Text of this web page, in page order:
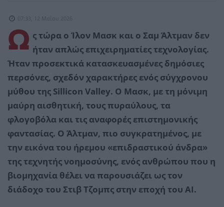
07:33, 12 Μαΐου 2026
Ω ς τώρα ο Ίλον Μασκ και ο Σαμ Άλτμαν δεν
ήταν απλώς επιχειρηματίες τεχνολογίας.
Ήταν προσεκτικά κατασκευασμένες δημόσιες
περσόνες, σχεδόν χαρακτήρες ενός σύγχρονου
μύθου της Sillicon Valley. Ο Μασκ, με τη μόνιμη
μαύρη αισθητική, τους πυραύλους, τα
φλογοβόλα και τις αναφορές επιστημονικής
φαντασίας. Ο Άλτμαν, πιο συγκρατημένος, με
την εικόνα του ήρεμου «επιδραστικού άνδρα»
της τεχνητής νοημοσύνης, ενός ανθρώπου που η
βιομηχανία θέλει να παρουσιάζει ως τον
διάδοχο του Στιβ Τζομπς στην εποχή του AI.